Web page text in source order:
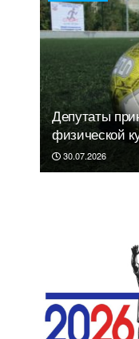
Депутаты
физической
30.07.2026